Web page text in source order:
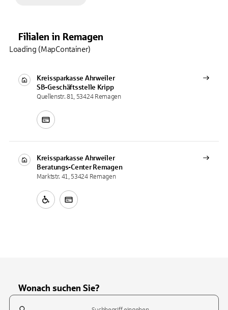
Filialen in Remagen
Kreissparkasse Ahrweiler
SB-Geschäftsstelle Kripp
Quellenstr. 81, 53424 Remagen
Kreissparkasse Ahrweiler
Beratungs-Center Remagen
Marktstr. 41, 53424 Remagen
Loading (MapContainer)
Wonach suchen Sie?
Suchfeld